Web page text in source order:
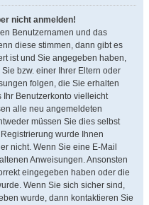
nicht anmelden!
Benutzernamen und das
diese stimmen, dann gibt es
ist und Sie angegeben haben,
bzw. einer Ihrer Eltern oder
folgen, die Sie erhalten
Ihr Benutzerkonto vielleicht
alle neu angemeldeten
müssen Sie dies selbst
wurde Ihnen
nicht. Wenn Sie eine E-Mail
Anweisungen. Ansonsten
eingegeben haben oder die
Wenn Sie sich sicher sind,
wurde, dann kontaktieren Sie